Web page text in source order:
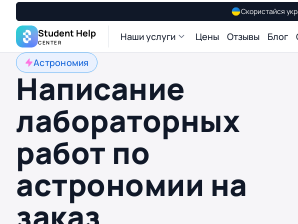
Скористайся
Student Help
CENTER Наши услуги Цены Отзывы Блог
Астрономия
Написание
лабораторных
работ по
астрономии на